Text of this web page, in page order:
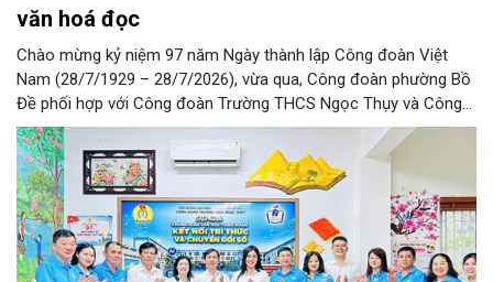
văn hoá đọc
Chào mừng kỷ niệm 97 năm Ngày thành lập Công đoàn Việt
Nam (28/7/1929 – 28/7/2026), vừa qua, Công đoàn phường Bồ
Đề phối hợp với Công đoàn Trường THCS Ngọc Thụy và Công
đoàn Trường Tiểu học Ái Mộ B tổ chức Lễ ra mắt Mô hình
“Không gian văn hóa công đoàn”.